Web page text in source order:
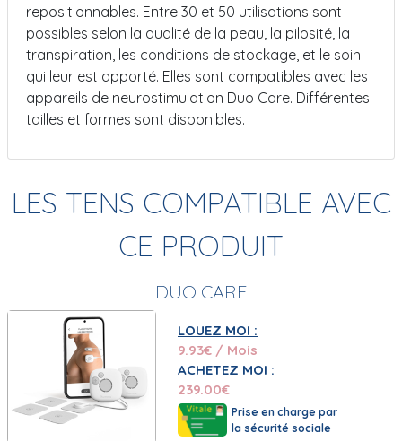
repositionnables. Entre 30 et 50 utilisations sont
possibles selon la qualité de la peau, la pilosité, la
transpiration, les conditions de stockage, et le soin
qui leur est apporté. Elles sont compatibles avec les
appareils de neurostimulation Duo Care. Différentes
tailles et formes sont disponibles.
LES TENS COMPATIBLE AVEC
CE PRODUIT
DUO CARE
LOUEZ MOI :
9.93€ / Mois
ACHETEZ MOI :
239.00€
Prise en charge par
la sécurité sociale